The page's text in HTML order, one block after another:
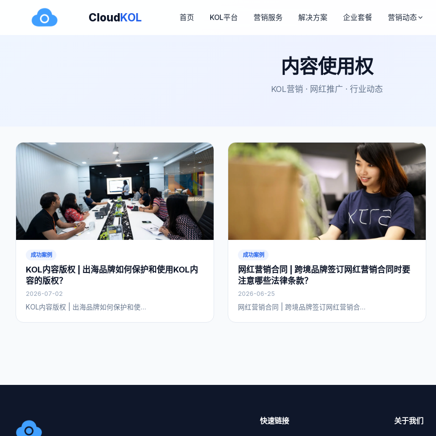
CloudKOL 首页 KOL平台 营销服务 解决方案 企业套餐 营销动态
内容使用权
KOL营销 · 网红推广 · 行业动态
成功案例
KOL内容版权 | 出海品牌如何保护和使用KOL内
容的版权？
2026-07-02
KOL内容版权 | 出海品牌如何保护和使…
成功案例
网红营销合同 | 跨境品牌签订网红营销合同时要
注意哪些法律条款？
2026-06-25
网红营销合同 | 跨境品牌签订网红营销合…
快速链接 关于我们